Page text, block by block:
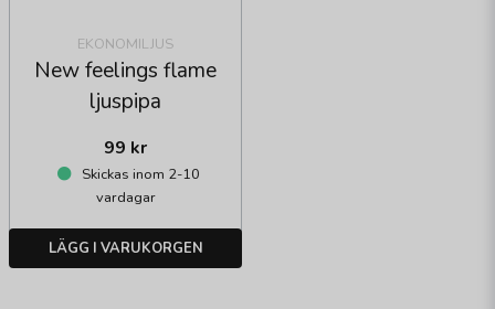
EKONOMILJUS
New feelings flame
ljuspipa
99 kr
Skickas inom 2-10
vardagar
LÄGG I VARUKORGEN